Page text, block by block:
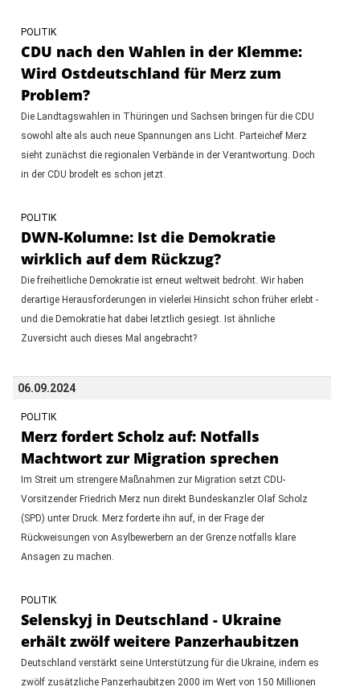
POLITIK
CDU nach den Wahlen in der Klemme:
Wird Ostdeutschland für Merz zum
Problem?
Die Landtagswahlen in Thüringen und Sachsen bringen für die CDU
sowohl alte als auch neue Spannungen ans Licht. Parteichef Merz
sieht zunächst die regionalen Verbände in der Verantwortung. Doch
in der CDU brodelt es schon jetzt.
POLITIK
DWN-Kolumne: Ist die Demokratie
wirklich auf dem Rückzug?
Die freiheitliche Demokratie ist erneut weltweit bedroht. Wir haben
derartige Herausforderungen in vielerlei Hinsicht schon früher erlebt -
und die Demokratie hat dabei letztlich gesiegt. Ist ähnliche
Zuversicht auch dieses Mal angebracht?
06.09.2024
POLITIK
Merz fordert Scholz auf: Notfalls
Machtwort zur Migration sprechen
Im Streit um strengere Maßnahmen zur Migration setzt CDU-
Vorsitzender Friedrich Merz nun direkt Bundeskanzler Olaf Scholz
(SPD) unter Druck. Merz forderte ihn auf, in der Frage der
Rückweisungen von Asylbewerbern an der Grenze notfalls klare
Ansagen zu machen.
POLITIK
Selenskyj in Deutschland - Ukraine
erhält zwölf weitere Panzerhaubitzen
Deutschland verstärkt seine Unterstützung für die Ukraine, indem es
zwölf zusätzliche Panzerhaubitzen 2000 im Wert von 150 Millionen